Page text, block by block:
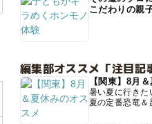
こだわりの親
編集部オススメ「注目記
【関東】8月
暑い夏に行きた
夏の定番恐竜＆